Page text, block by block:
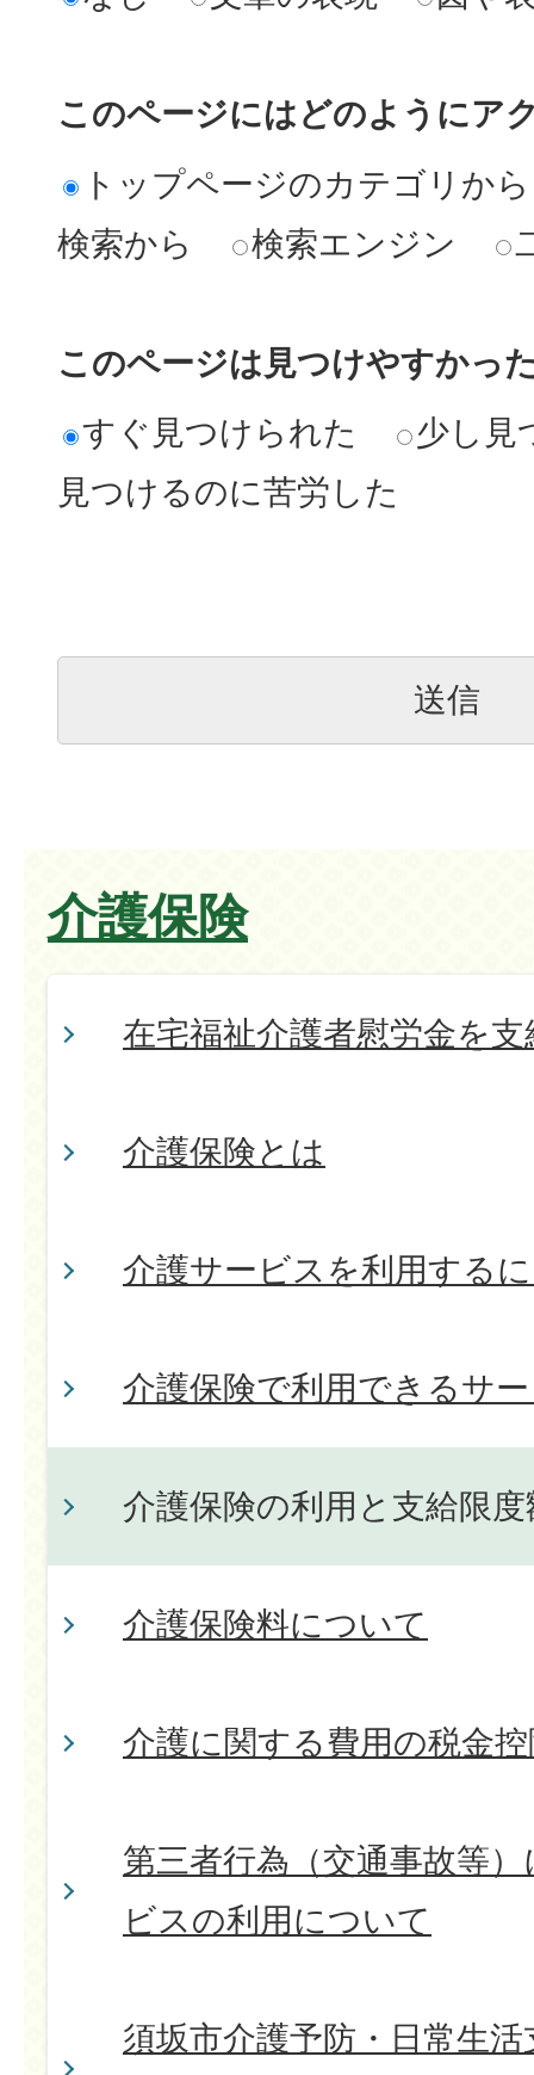
このページにはどのようにア
トップページのカテゴリから
検索から
検索エンジン
このページは見つけやすかっ
すぐ見つけられた
少し見
見つけるのに苦労した
介護保険
在宅福祉介護者慰労金を
介護保険とは
介護サービスを利用する
介護保険で利用できるサ
介護保険の利用と支給限度
介護保険料について
介護に関する費用の税金
第三者行為（交通事故等
ビスの利用について
須坂市介護予防・日常生